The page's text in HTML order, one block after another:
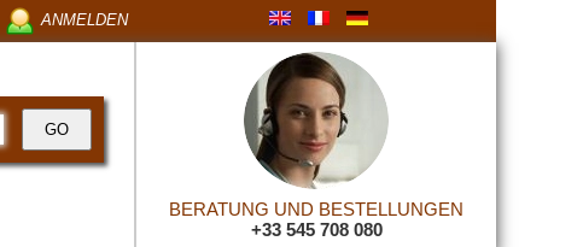
ANMELDEN
BERATUNG UND BESTELLUNGEN
+33 545 708 080